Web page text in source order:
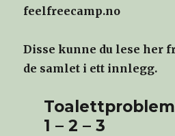
feelfreecamp.no
Disse kunne du lese her
de samlet i ett innlegg.
1 – 2 – 3